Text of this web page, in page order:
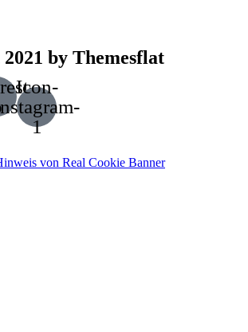
by Themesflat
Icon-
1
von Real Cookie Banner